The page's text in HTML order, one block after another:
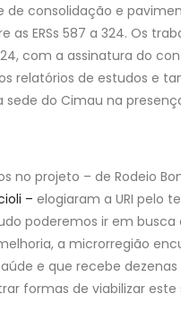
consolidação e
ERSs 587 a 324. Os
com a assinatura do
relatórios de estudos e
do Cimau na
projeto – de Rodeio
– elogiaram a URI pelo
poderemos ir em
a microrregião
e que recebe
formas de viabilizar